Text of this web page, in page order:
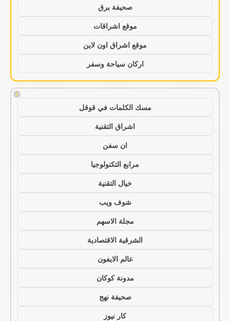
صحيفة برق
موقع اشراقات
موقع اشراق اون لاين
اركان سياحة وسفر
!
مسك الكلمات في قوقل
اشراق التقنية
ان سفن
مرابع التكنولوجيا
خيال التقنية
شوف ويب
مجلة الاسهم
الشرقية الاقتصادية
عالم الايفون
مدونة كوكان
صحيفة نهج
كار نيوز